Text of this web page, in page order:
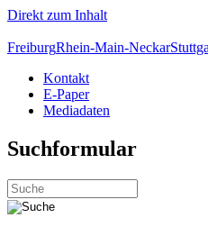
Direkt zum Inhalt
FreiburgRhein-Main-Neckar
Kontakt
E-Paper
Mediadaten
Suchformular